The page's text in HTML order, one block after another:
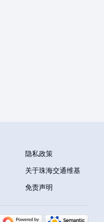
隐私政策
关于珠海交通维基
免责声明